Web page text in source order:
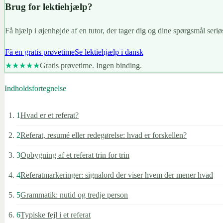
Brug for lektiehjælp?
Få hjælp i øjenhøjde af en tutor, der tager dig og dine spørgsmål
Få en gratis prøvetimeSe lektiehjælp i dansk
★★★★★Gratis prøvetime. Ingen binding.
Indholdsfortegnelse
1Hvad er et referat?
2Referat, resumé eller redegørelse: hvad er forskellen?
3Opbygning af et referat trin for trin
4Referatmarkeringer: signalord der viser hvem der mener hvad
5Grammatik: nutid og tredje person
6Typiske fejl i et referat